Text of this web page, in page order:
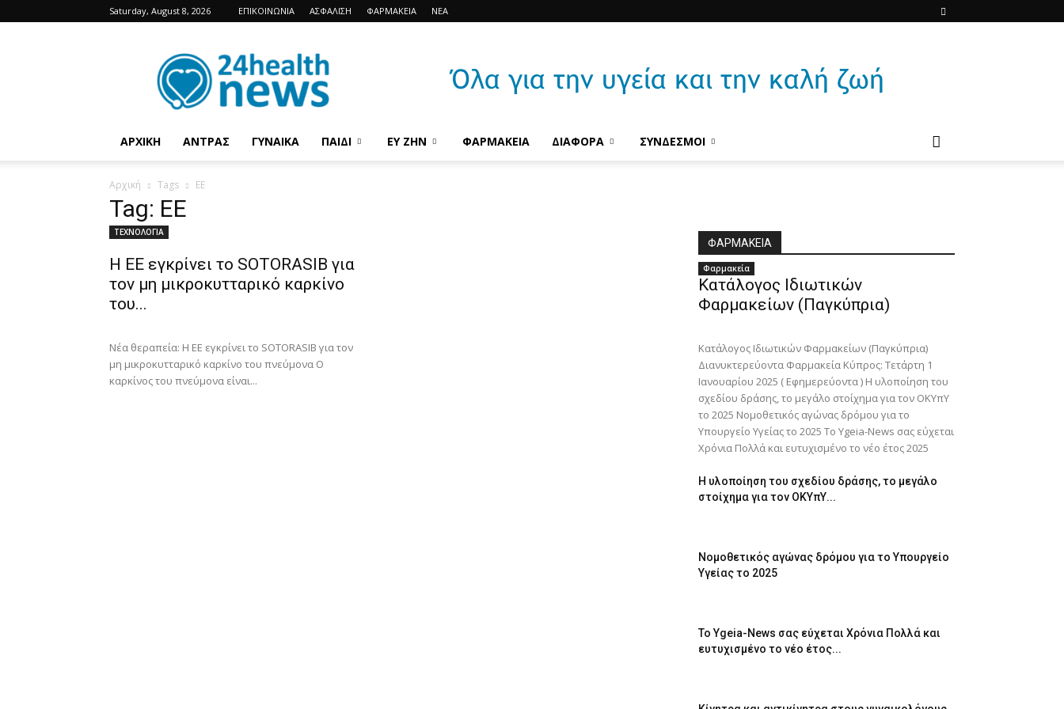
Saturday, August 8, 2026 ΕΠΙΚΟΙΝΩΝΙΑ ΑΣΦΑΛΙΣΗ ΦΑΡΜΑΚΕΙΑ ΝΕΑ
24HealthNews
ΑΡΧΙΚΗ ΑΝΤΡΑΣ ΓΥΝΑΙΚΑ ΠΑΙΔΙ ΕΥ ΖΗΝ ΦΑΡΜΑΚΕΙΑ ΔΙΑΦΟΡΑ ΣΥΝΔΕΣΜΟΙ
Αρχική Tags ΕΕ
Tag: ΕΕ
ΤΕΧΝΟΛΟΓΙΑ
Η ΕΕ εγκρίνει το SOTORASIB για
τον μη μικροκυτταρικό καρκίνο
του...
Νέα θεραπεία: Η ΕΕ εγκρίνει το SOTORASIB για τον
μη μικροκυτταρικό καρκίνο του πνεύμονα Ο
καρκίνος του πνεύμονα είναι...
ΦΑΡΜΑΚΕΙΑ
Φαρμακεία
Κατάλογος Ιδιωτικών
Φαρμακείων (Παγκύπρια)
Κατάλογος Ιδιωτικών Φαρμακείων (Παγκύπρια)
Διανυκτερεύοντα Φαρμακεία Κύπρος: Τετάρτη 1
Ιανουαρίου 2025 ( Εφημερεύοντα ) Η υλοποίηση του
σχεδίου δράσης, το μεγάλο στοίχημα για τον ΟΚΥπΥ
το 2025 Νομοθετικός αγώνας δρόμου για το
Υπουργείο Υγείας το 2025 Το Ygeia-News σας εύχεται
Χρόνια Πολλά και ευτυχισμένο το νέο έτος 2025
Η υλοποίηση του σχεδίου δράσης, το μεγάλο
στοίχημα για τον ΟΚΥπΥ...
Νομοθετικός αγώνας δρόμου για το Υπουργείο
Υγείας το 2025
Το Ygeia-News σας εύχεται Χρόνια Πολλά και
ευτυχισμένο το νέο έτος...